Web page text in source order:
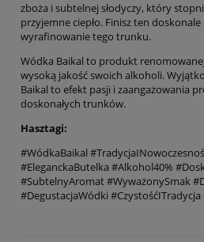
zboża i subtelnej słodyczy, który
przyjemne ciepło. Finisz ten
wyrafinowanie tego trunku.
Wódka Baikal to produkt
wysoką jakość swoich alkoholi.
Baikal to efekt pasji i zaangażowania
doskonałych trunków.
Hasztagi:
#WódkaBaikal
#EleganckaButelka #Alkohol40%
#SubtelnyAromat #WyważonySmak
#DegustacjaWódki